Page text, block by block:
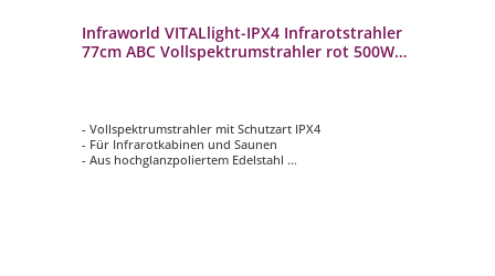
Infraworld VITALlight-IPX4 Infrarotstrahler
77cm ABC Vollspektrumstrahler rot 500W
- Vollspektrumstrahler mit Schutzart IPX4
- Für Infrarotkabinen und Saunen
- Aus hochglanzpoliertem Edelstahl